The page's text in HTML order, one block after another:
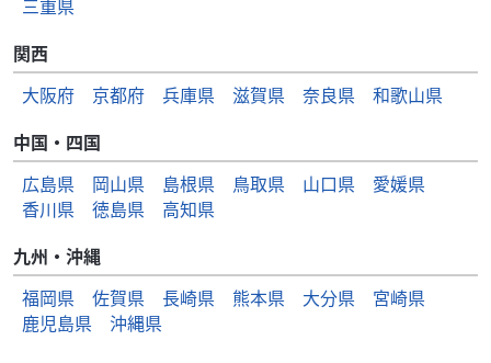
三重県
関西
大阪府
京都府 兵庫県 滋賀県 奈良県
和歌山県
中国・四国
広島県
岡山県 島根県 鳥取県 山口県
愛媛県
香川県
徳島県
高知県
九州・沖縄
福岡県
佐賀県 長崎県 熊本県 大分県
宮崎県
鹿児島県
沖縄県